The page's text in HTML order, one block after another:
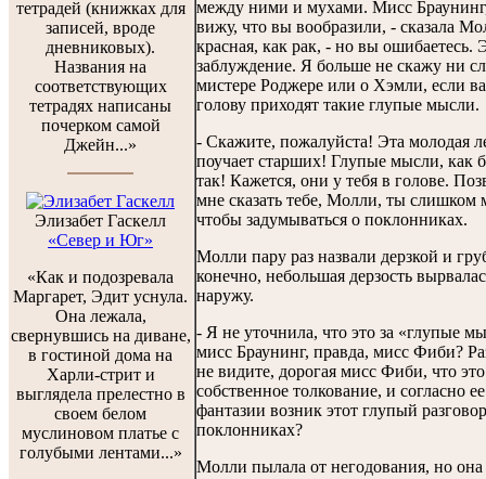
тетрадей (книжках для
записей, вроде
дневниковых).
Названия на
соответствующих
тетрадях написаны
почерком самой
Джейн...»
Элизабет Гаскелл
«Север и Юг»
«Как и подозревала
Маргарет, Эдит уснула.
Она лежала,
свернувшись на диване,
в гостиной дома на
Харли-стрит и
выглядела прелестно в
своем белом
муслиновом платье с
голубыми лентами...»
между ними и мухами. Мисс
вижу, что вы вообразили, - сказала
красная, как рак, - но вы ошибаетесь.
заблуждение. Я больше не скажу ни
мистере Роджере или о Хэмли, если
голову приходят такие глупые мысли.
- Скажите, пожалуйста! Эта молодая
поучает старших! Глупые мысли, как
так! Кажется, они у тебя в голове.
мне сказать тебе, Молли, ты слишком
чтобы задумываться о поклонниках.
Молли пару раз назвали дерзкой и
конечно, небольшая дерзость
наружу.
- Я не уточнила, что это за «глупые
мисс Браунинг, правда, мисс Фиби?
не видите, дорогая мисс Фиби, что это
собственное толкование, и согласно ее
фантазии возник этот глупый
поклонниках?
Молли пылала от негодования, но она